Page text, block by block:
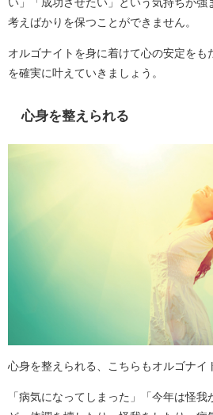
い」「成功させたい」という気持ちが強
考えばかりを保つことができません。
オルゴナイトを身に着けて心の安定をも
を確実に叶えていきましょう。
心身を整えられる
心身を整えられる、こちらもオルゴナイ
「病気になってしまった」「今年は怪